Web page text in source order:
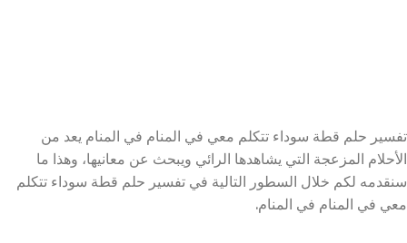
تفسير حلم قطة سوداء تتكلم معي في المنام في المنام يعد من
الأحلام المزعجة التي يشاهدها الرائي ويبحث عن معانيها، وهذا ما
سنقدمه لكم خلال السطور التالية في تفسير حلم قطة سوداء تتكلم
معي في المنام في المنام.